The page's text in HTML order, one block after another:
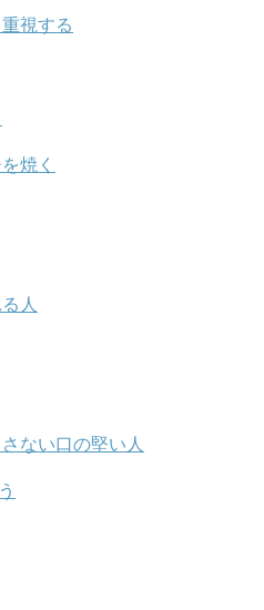
視する
焼く
人
ない口の堅い人